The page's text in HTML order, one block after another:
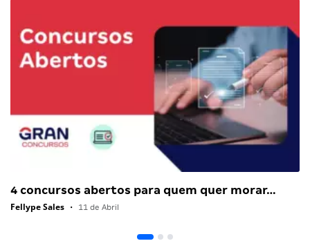
4 concursos abertos para quem quer morar…
Fellype Sales • 11 de Abril